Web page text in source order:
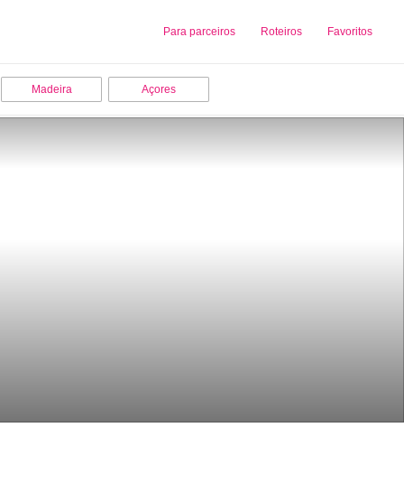
Para parceiros Roteiros Favoritos
Sobre nós Adicionar uma Empresa
Madeira Açores